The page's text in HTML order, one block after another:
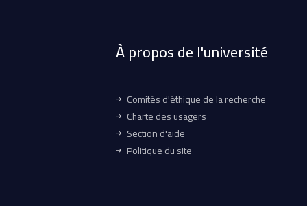
À propos de l'université
Comités d'éthique de la recherche
Charte des usagers
Section d'aide
Politique du site